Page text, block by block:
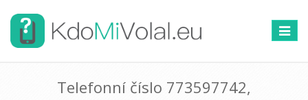
Telefonní číslo 773597742,